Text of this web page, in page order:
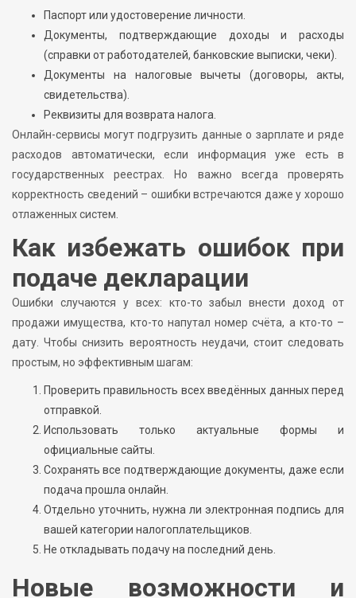
Паспорт или удостоверение личности.
Документы, подтверждающие доходы и расходы
(справки от работодателей, банковские выписки, чеки).
Документы на налоговые вычеты (договоры, акты,
свидетельства).
Реквизиты для возврата налога.
Онлайн-сервисы могут подгрузить данные о зарплате и ряде
расходов автоматически, если информация уже есть в
государственных реестрах. Но важно всегда проверять
корректность сведений – ошибки встречаются даже у хорошо
отлаженных систем.
Как избежать ошибок при
подаче декларации
Ошибки случаются у всех: кто-то забыл внести доход от
продажи имущества, кто-то напутал номер счёта, а кто-то –
дату. Чтобы снизить вероятность неудачи, стоит следовать
простым, но эффективным шагам:
Проверить правильность всех введённых данных перед
отправкой.
Использовать только актуальные формы и
официальные сайты.
Сохранять все подтверждающие документы, даже если
подача прошла онлайн.
Отдельно уточнить, нужна ли электронная подпись для
вашей категории налогоплательщиков.
Не откладывать подачу на последний день.
Новые возможности и